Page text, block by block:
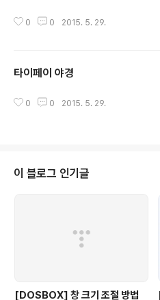
0 0 2015. 5. 29.
타이페이 야경
0 0 2015. 5. 29.
이 블로그 인기글
[DOSBOX] 창 크기 조절 방법